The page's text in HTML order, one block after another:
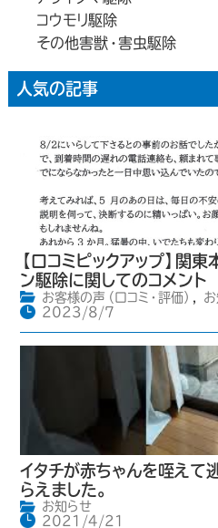
コウモリ駆除
その他害獣・害虫駆除
人気の記事
【口コミピックアップ】関
ン駆除に関してのコメント
お客様の声（口コミ・評価）
2023/8/7
イタチが赤ちゃんを咥えて
らえました。
お知らせ
2021/4/21